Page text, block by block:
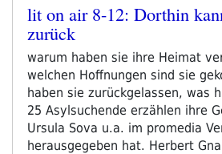
Veröffentlicht
am
lit on air 8-12: Dorthin
zurück
warum haben sie ihre Heimat
welchen Hoffnungen sind sie
haben sie zurückgelassen, was
25 Asylsuchende erzählen ihre
Ursula Sova u.a. im promedia
herausgegeben hat. Herbert